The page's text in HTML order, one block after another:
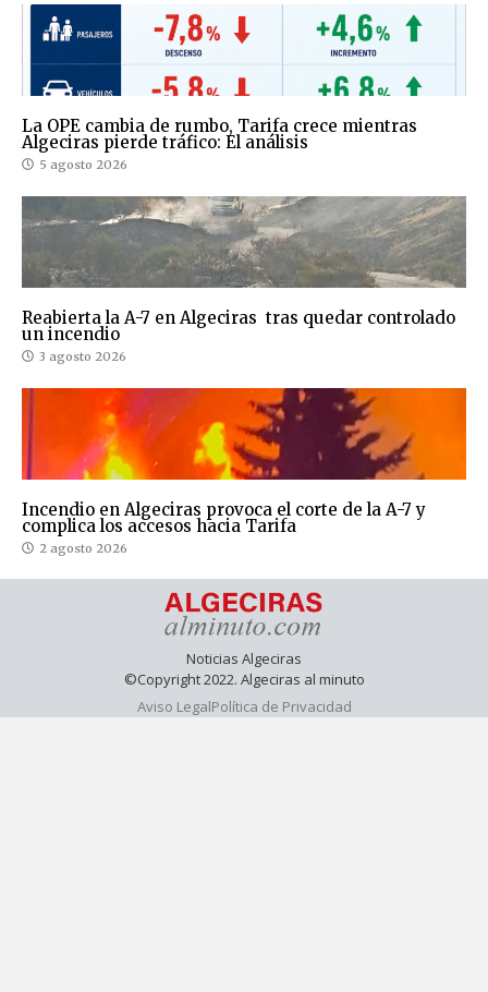
La OPE cambia de rumbo, Tarifa crece mientras
Algeciras pierde tráfico: El análisis
5 agosto 2026
Reabierta la A-7 en Algeciras tras quedar controlado
un incendio
3 agosto 2026
Incendio en Algeciras provoca el corte de la A-7 y
complica los accesos hacia Tarifa
2 agosto 2026
Noticias Algeciras
©Copyright 2022. Algeciras al minuto
Aviso LegalPolítica de Privacidad